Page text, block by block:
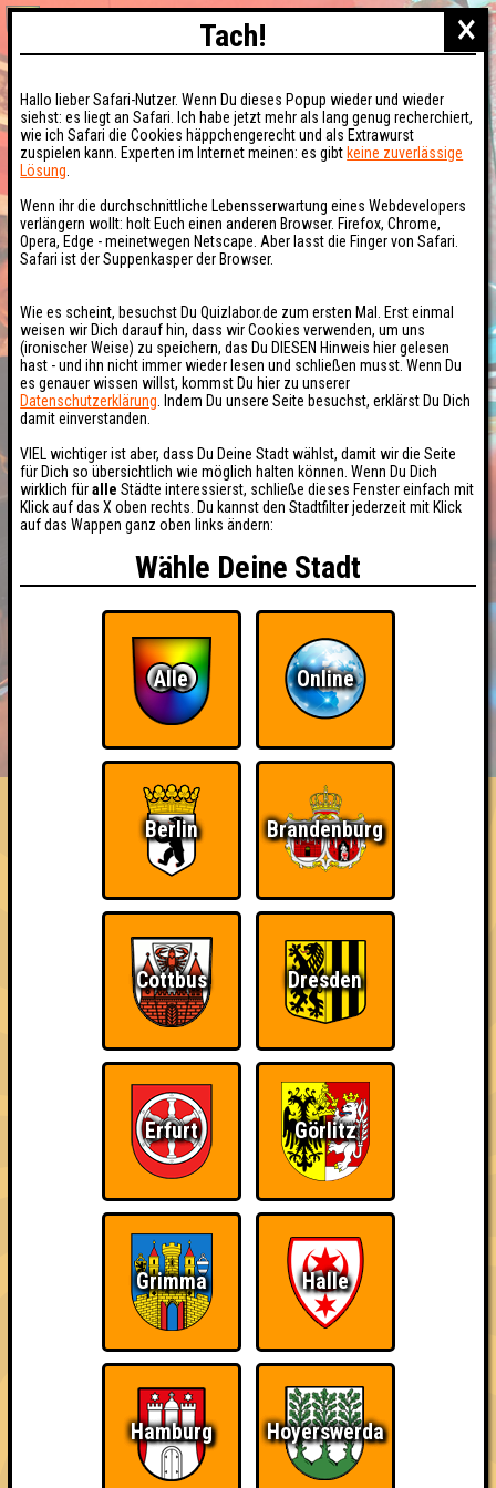
HIGHSCORE RESERVIERUNG
ÜBER UNS
Seitenquiz Berlin #27
Willkommen 2015! · 08.01.2015 · Lange Nacht
Punkte Angemeldete Teams
13
13 16 42
2. Team Rocket
38
3. Exilspasemacken
13 12 12 37
×
Tach!
Hallo lieber Safari-Nutzer. Wenn Du dieses Popup wieder und wieder
siehst: es liegt an Safari. Ich habe jetzt mehr als lang genug recherchiert,
wie ich Safari die Cookies häppchengerecht und als Extrawurst
zuspielen kann. Experten im Internet meinen: es gibt keine zuverlässige
Lösung
Wenn ihr die durchschnittliche Lebensserwartung eines Webdevelopers
verlängern wollt: holt Euch einen anderen Browser. Firefox, Chrome,
Opera, Edge - meinetwegen Netscape. Aber lasst die Finger von Safari.
Safari ist der Suppenkasper der Browser.
Wie es scheint, besuchst Du Quizlabor.de zum ersten Mal. Erst einmal
weisen wir Dich darauf hin, dass wir Cookies verwenden, um uns
(ironischer Weise) zu speichern, das Du DIESEN Hinweis hier gelesen
hast - und ihn nicht immer wieder lesen und schließen musst. Wenn Du
es genauer wissen willst, kommst Du hier zu unserer
Datenschutzerklärung . Indem Du unsere Seite besuchst, erklärst Du Dich
damit einverstanden.
VIEL wichtiger ist aber, dass Du Deine Stadt wählst, damit wir die Seite
für Dich so übersichtlich wie möglich halten können. Wenn Du Dich
wirklich füralle Städte interessierst, schließe dieses Fenster einfach mit
Klick auf das X oben rechts. Du kannst den Stadtfilter jederzeit mit Klick
auf das Wappen ganz oben links ändern:
Wähle Deine Stadt
Alle Online
Berlin Brandenburg
Cottbus Dresden
Erfurt Görlitz
Grimma Halle
Hamburg Hoyerswerda